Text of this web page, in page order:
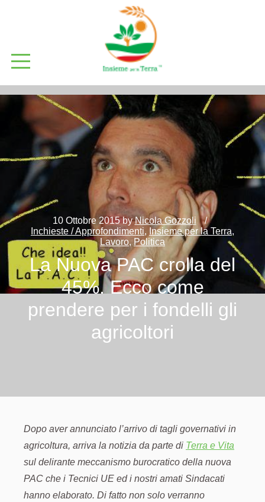
10 Ottobre 2015byNicola Gozzoli
Inchieste / Approfondimenti, Insieme per la Terra,
Lavoro, Politica
La Nuova PAC crolla del
45%. Ecco come
prendere per i fondelli gli
agricoltori
Dopo aver annunciato l’arrivo di tagli governativi in
agricoltura, arriva la notizia da parte di Terra e Vita
sul delirante meccanismo burocratico della nuova
PAC che i Tecnici UE ed i nostri amati Sindacati
hanno elaborato. Di fatto non solo verranno